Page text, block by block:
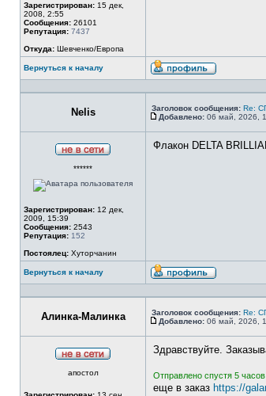
Зарегистрирован: 15 дек,
2008, 2:55
Сообщения: 26101
Репутация: 7437
Откуда: Шевченко/Европа
Вернуться к началу
Профиль
Nelis Заголовок сообщения: Re:
Сообщение
Добавлено: 06 май, 2026,
******
Зарегистрирован: 12 дек,
2009, 15:39
Сообщения: 2543
Репутация: 152
Постоялец: Хуторчанин
Флакон DELTA
Вернуться к началу
Профиль
Алинка-Малинка Заголовок сообщения: Re:
Сообщение
Добавлено: 06 май, 2026,
апостол
Здравствуйте.
Отправлено спустя 5
еще в заказ https://